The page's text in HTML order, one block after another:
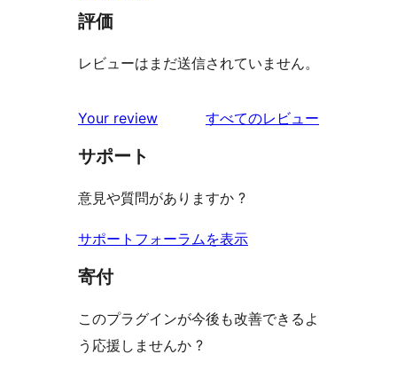
評価
レビューはまだ送信されていません。
Your review すべてのレビュー
サポート
意見や質問がありますか ?
サポートフォーラムを表示
寄付
このプラグインが今後も改善できるよ
う応援しませんか ?